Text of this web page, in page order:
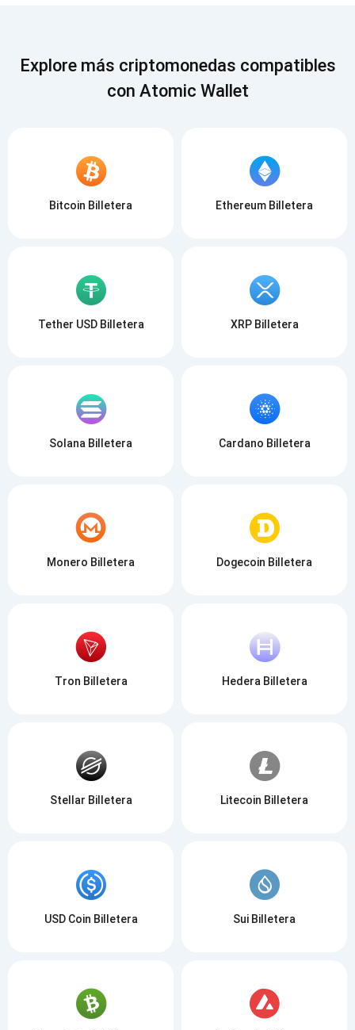
Explore más criptomonedas compatibles
con Atomic Wallet
Bitcoin Billetera Ethereum Billetera
Tether USD Billetera XRP Billetera
Solana Billetera Cardano Billetera
Monero Billetera Dogecoin Billetera
Tron Billetera Hedera Billetera
Stellar Billetera Litecoin Billetera
USD Coin Billetera Sui Billetera